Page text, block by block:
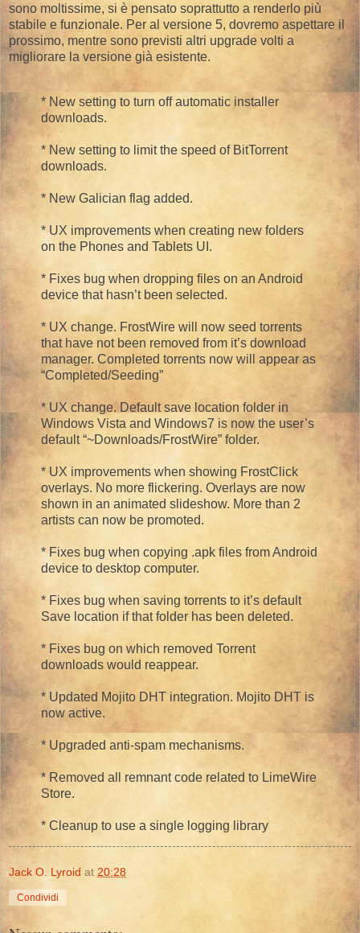
sono moltissime, si è pensato soprattutto a renderlo più
stabile e funzionale. Per al versione 5, dovremo aspettare il
prossimo, mentre sono previsti altri upgrade volti a
migliorare la versione già esistente.
* New setting to turn off automatic installer
downloads.
* New setting to limit the speed of BitTorrent
downloads.
* New Galician flag added.
* UX improvements when creating new folders
on the Phones and Tablets UI.
* Fixes bug when dropping files on an Android
device that hasn’t been selected.
* UX change. FrostWire will now seed torrents
that have not been removed from it’s download
manager. Completed torrents now will appear as
“Completed/Seeding”
* UX change. Default save location folder in
Windows Vista and Windows7 is now the user’s
default “~Downloads/FrostWire” folder.
* UX improvements when showing FrostClick
overlays. No more flickering. Overlays are now
shown in an animated slideshow. More than 2
artists can now be promoted.
* Fixes bug when copying .apk files from Android
device to desktop computer.
* Fixes bug when saving torrents to it’s default
Save location if that folder has been deleted.
* Fixes bug on which removed Torrent
downloads would reappear.
* Updated Mojito DHT integration. Mojito DHT is
now active.
* Upgraded anti-spam mechanisms.
* Removed all remnant code related to LimeWire
Store.
* Cleanup to use a single logging library
Jack O. Lyroid at 20:28
Condividi